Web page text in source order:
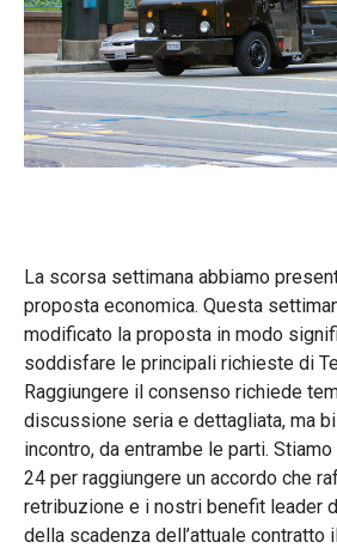
La scorsa settimana abbiamo
proposta economica. Questa
modificato la proposta in modo
soddisfare le principali richieste di
Raggiungere il consenso richiede
discussione seria e dettagliata, ma
incontro, da entrambe le parti.
24 per raggiungere un accordo che
retribuzione e i nostri benefit leader
della scadenza dell’attuale contratto